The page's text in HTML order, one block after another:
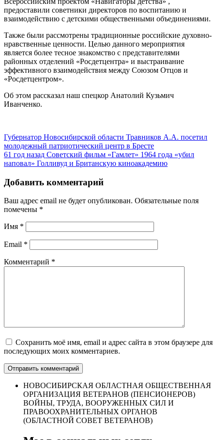
предоставили советники директоров по воспитанию и
взаимодействию с детскими общественными объединениями.
Также были рассмотрены традиционные российские духовно-
нравственные ценности. Целью данного мероприятия
является более тесное знакомство с представителями
районных отделений «Росдетцентра» и выстраивание
эффективного взаимодействия между Союзом Отцов и
«Росдетцентром».
Об этом рассказал наш спецкор Анатолий Кузьмич
Иванченко.
Губернатор Новосибирской области Травников А.А. посетил
молодежный патриотический центр в Бресте
61 год назад Советский фильм «Гамлет» 1964 года «убил
наповал» Голливуд и Британскую киноакадемию
Добавить комментарий
Ваш адрес email не будет опубликован. Обязательные поля
помечены *
Имя *
Email *
Комментарий *
Сохранить моё имя, email и адрес сайта в этом браузере для
последующих моих комментариев.
НОВОСИБИРСКАЯ ОБЛАСТНАЯ ОБЩЕСТВЕННАЯ
ОРГАНИЗАЦИЯ ВЕТЕРАНОВ (ПЕНСИОНЕРОВ)
ВОЙНЫ, ТРУДА, ВООРУЖЕННЫХ СИЛ И
ПРАВООХРАНИТЕЛЬНЫХ ОРГАНОВ
(ОБЛАСТНОЙ СОВЕТ ВЕТЕРАНОВ)